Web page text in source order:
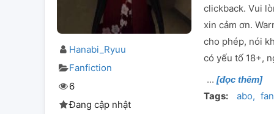
Hanabi_Ryuu
Fanfiction
6
Đang cập nhật
clickback. Vui
xin cảm ơn.
cho phép, nói
có yếu tố 18+,
[đọc thêm]
Tags: abo